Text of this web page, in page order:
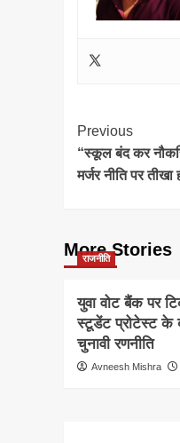
Post
Previous
“स्कूल बंद कर
मर्जर नीति पर तीखा
More Stories
राजनीति
युवा वोट बैंक पर
स्टूडेंट प्रोटेस्ट के
चुनावी रणनीति
Avneesh Mishra